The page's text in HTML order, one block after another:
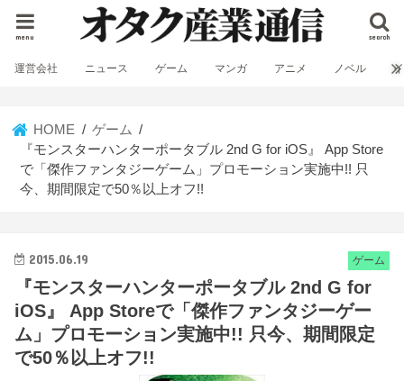
search
menu
運営会社 ニュース ゲーム マンガ アニメ ノベル
HOME
ゲーム
『モンスターハンターポータブル 2nd G for iOS』 App Store
で「傑作ファンタジーゲーム」プロモーション実施中!! 只
今、期間限定で50％以上オフ!!
ゲーム
2015.06.19
『モンスターハンターポータブル 2nd G for
iOS』 App Storeで「傑作ファンタジーゲー
ム」プロモーション実施中!! 只今、期間限定
で50％以上オフ!!